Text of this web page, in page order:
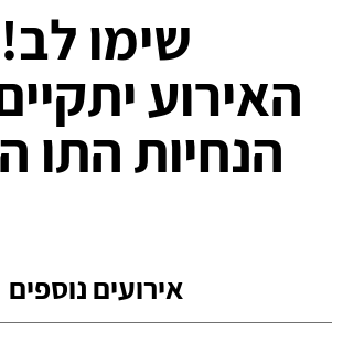
שימו לב!
האירוע
הנחיות התו
אירועים נוספים